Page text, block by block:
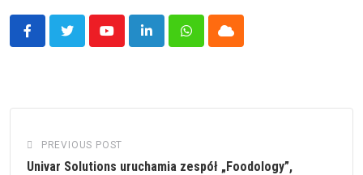
YoutubeLinkedInWhatsappCloud
PREVIOUS POST
Univar Solutions uruchamia zespół „Foodology”,